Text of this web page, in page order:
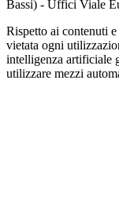
Bassi) - Uffici Viale
Rispetto ai contenuti
vietata ogni
intelligenza artificiale
utilizzare mezzi